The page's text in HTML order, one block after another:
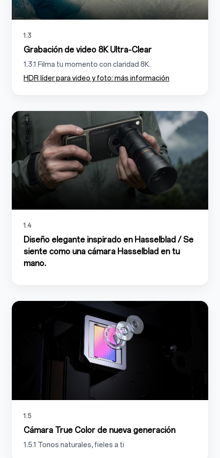
1.3
Grabación de video 8K Ultra‑Clear
1.3.1 Filma tu momento con claridad 8K.
HDR líder para video y foto: más información
1.4
Diseño elegante inspirado en Hasselblad / Se
siente como una cámara Hasselblad en tu
mano.
1.5
Cámara True Color de nueva generación
1.5.1 Tonos naturales, fieles a ti